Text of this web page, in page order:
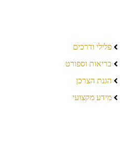
פלילי ודרכים
בריאות וספורט
הגנת הצרכן
מידע מקצועי